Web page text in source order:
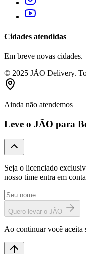
Cidades atendidas
Em breve novas cidades.
© 2025 JÃO Delivery.
Ainda não atendemos
Leve o JÃO para
Seja o licenciado
nosso time entra em
Quero levar o JÃO
Ao continuar você aceita